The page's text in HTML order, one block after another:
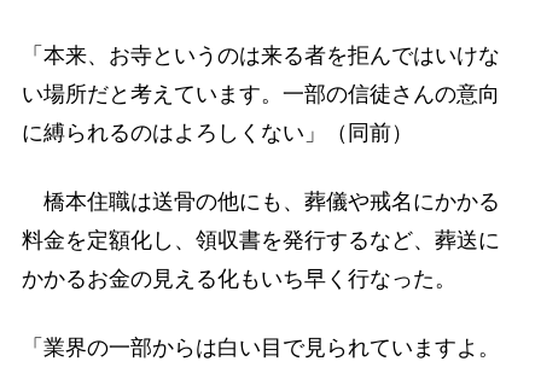
「本来、お寺というのは来る者を拒んではいけな
い場所だと考えています。一部の信徒さんの意向
に縛られるのはよろしくない」（同前）
橋本住職は送骨の他にも、葬儀や戒名にかかる
料金を定額化し、領収書を発行するなど、葬送に
かかるお金の見える化もいち早く行なった。
「業界の一部からは白い目で見られていますよ。